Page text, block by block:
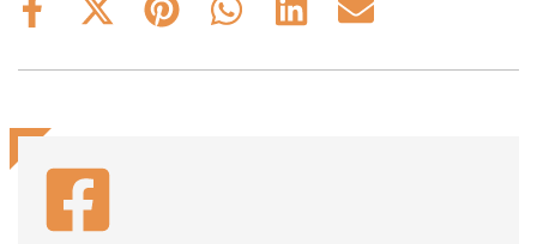
Share
Share
(Twitter)
Share
Share
Share
Share